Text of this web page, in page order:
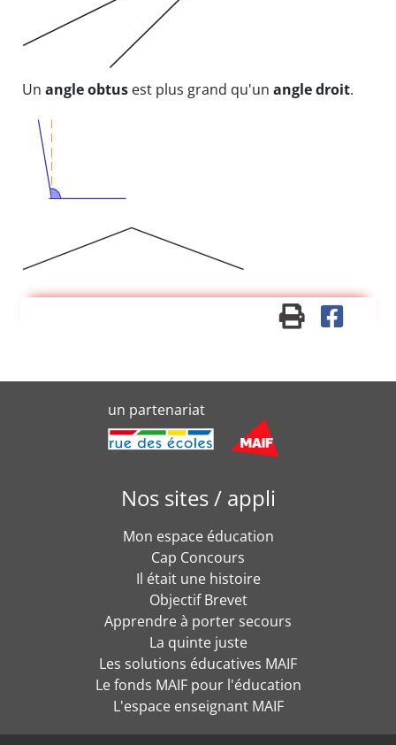
Un angle obtus est plus grand qu'un angle droit.
un partenariat
Nos sites / appli
Mon espace éducation
Cap Concours
Il était une histoire
Objectif Brevet
Apprendre à porter secours
La quinte juste
Les solutions éducatives MAIF
Le fonds MAIF pour l'éducation
L'espace enseignant MAIF